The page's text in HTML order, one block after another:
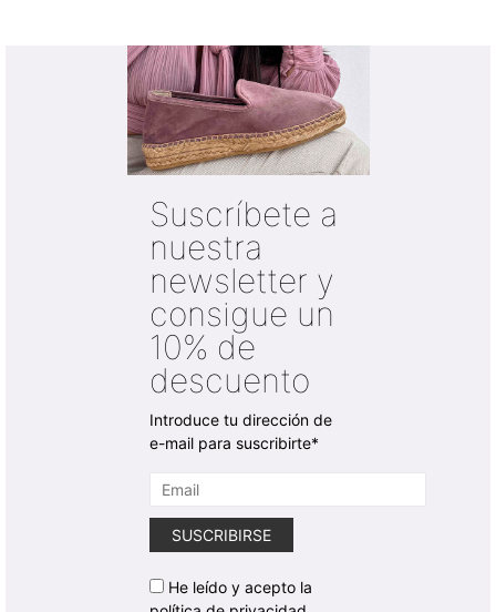
Suscríbete a
nuestra
newsletter y
consigue un
10% de
descuento
Introduce tu dirección de
e-mail para suscribirte*
He leído y acepto la